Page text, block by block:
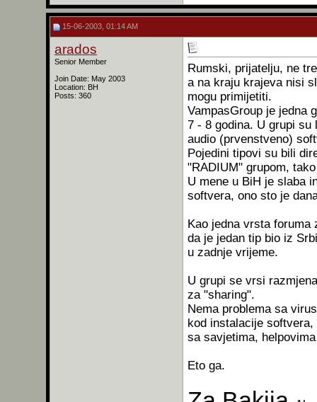
15-06-2003, 01:14 AM
arados
Senior Member
Join Date: May 2003
Location: BH
Posts: 360
Rumski, prijatelju, ne
a na kraju krajeva nisi
mogu primijetiti.
VampasGroup je jedna
7 - 8 godina. U grupi su
audio (prvenstveno)
Pojedini tipovi su bili
"RADIUM" grupom,
U mene u BiH je slaba
softvera, ono sto je
Kao jedna vrsta
da je jedan tip bio iz
u zadnje vrijeme.
U grupi se vrsi
za "sharing".
Nema problema sa
kod instalacije
sa savjetima,
Eto ga.